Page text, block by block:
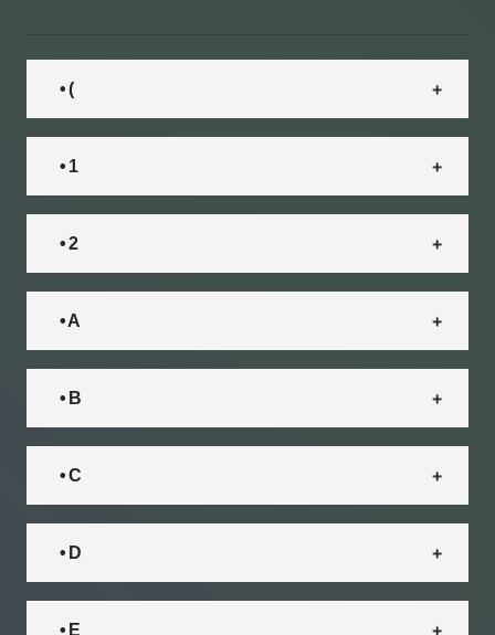
• (
• 1
• 2
• A
• B
• C
• D
• E